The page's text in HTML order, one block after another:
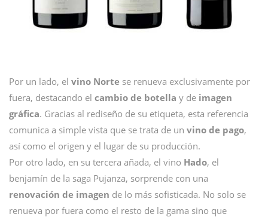
Por un lado, el vino Norte se renueva exclusivamente por
fuera, destacando el cambio de botella y de imagen
gráfica. Gracias al rediseño de su etiqueta, esta referencia
comunica a simple vista que se trata de un vino de pago,
así como el origen y el lugar de su producción.
Por otro lado, en su tercera añada, el vino Hado, el
benjamín de la saga Pujanza, sorprende con una
renovación de imagen de lo más sofisticada. No solo se
renueva por fuera como el resto de la gama sino que